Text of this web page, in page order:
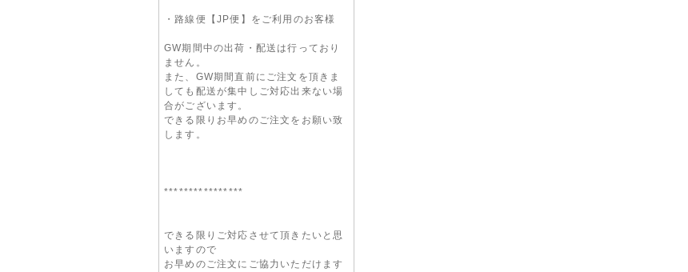
・路線便【JP便】をご利用のお客様
GW期間中の出荷・配送は行っており
ません。
また、GW期間直前にご注文を頂きま
しても配送が集中しご対応出来ない場
合がございます。
できる限りお早めのご注文をお願い致
します。
****************
できる限りご対応させて頂きたいと思
いますので
お早めのご注文にご協力いただけます